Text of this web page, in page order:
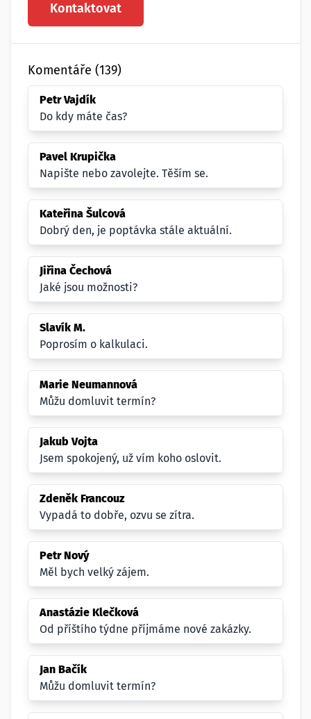
Kontaktovat
Komentáře (139)
Petr Vajdík
Do kdy máte čas?
Pavel Krupička
Napište nebo zavolejte. Těším se.
Kateřina Šulcová
Dobrý den, je poptávka stále aktuální.
Jiřina Čechová
Jaké jsou možnosti?
Slavík M.
Poprosím o kalkulaci.
Marie Neumannová
Můžu domluvit termín?
Jakub Vojta
Jsem spokojený, už vím koho oslovit.
Zdeněk Francouz
Vypadá to dobře, ozvu se zítra.
Petr Nový
Měl bych velký zájem.
Anastázie Klečková
Od příštího týdne příjmáme nové zakázky.
Jan Bačík
Můžu domluvit termín?